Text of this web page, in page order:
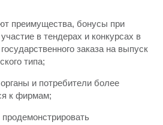
преимущества, бонусы при
в тендерах и конкурсах в
заказа на выпуск
типа;
и потребители более
к фирмам;